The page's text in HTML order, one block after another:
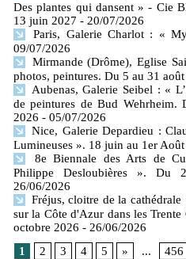
Des plantes qui dansent » - Cie
13 juin 2027 - 20/07/2026
Paris, Galerie Charlot : «
09/07/2026
Mirmande (Drôme), Eglise
photos, peintures. Du 5 au 31
Aubenas, Galerie Seibel : «
de peintures de Bud Wehrheim.
2026 - 05/07/2026
Nice, Galerie Depardieu :
Lumineuses ». 18 juin au 1er
8e Biennale des Arts de
Philippe Desloubières ». Du
26/06/2026
Fréjus, cloitre de la
sur la Côte d'Azur dans les
octobre 2026 - 26/06/2026
1
2 3 4 5 » ... 456